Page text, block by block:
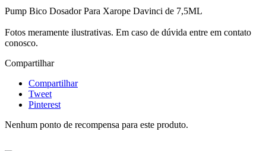
Pump Bico Dosador Para Xarope Davinci de 7,5ML
Fotos meramente ilustrativas. Em caso de dúvida entre em contato
conosco.
Compartilhar
Compartilhar
Tweet
Pinterest
Nenhum ponto de recompensa para este produto.